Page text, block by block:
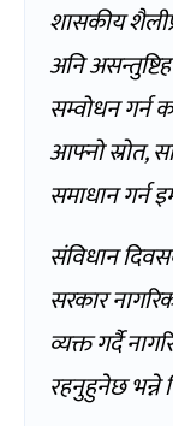
शासकीय
अनि
सम्वोधन गर्न
आफ्नो स्रोत,
समाधान गर्न
संविधान
सरकार
व्यक्त गर्दै
रहनुहुनेछ भन्ने